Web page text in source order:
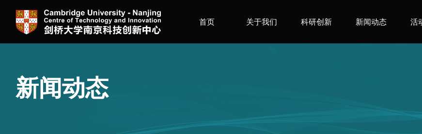
首页 关于我们 科研创新 新闻动态 活
新闻动态